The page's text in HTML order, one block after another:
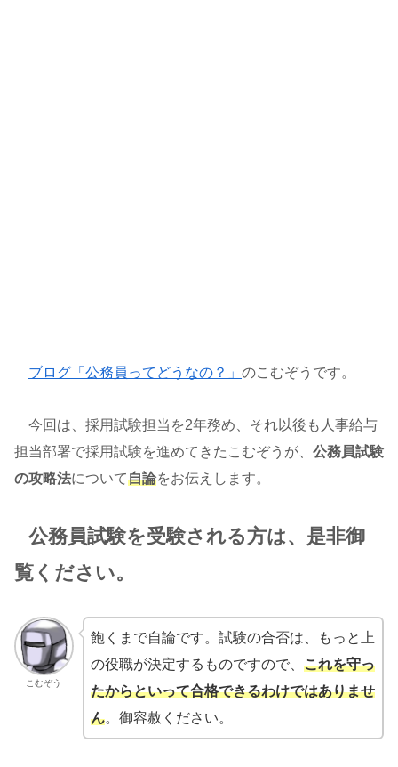
ブログ「公務員ってどうなの？」 のこむぞうです。
今回は、採用試験担当を2年務め、それ以後も人事給与
担当部署で採用試験を進めてきたこむぞうが、 公務員試験
の攻略法について自論をお伝えします。
公務員試験を受験される方は、是非御
覧ください。
こむぞう
飽くまで自論です。試験の合否は、もっと上
の役職が決定するものですので、 これを守っ
たからといって合格できるわけではありませ
ん。御容赦ください。